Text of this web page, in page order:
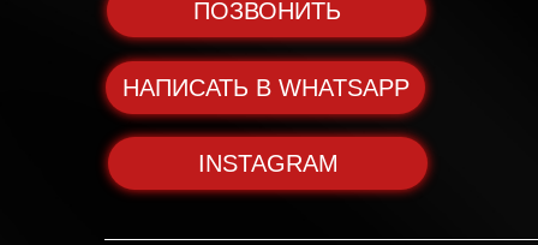
ПОЗВОНИТЬ
НАПИСАТЬ В WHATSAPP
INSTAGRAM